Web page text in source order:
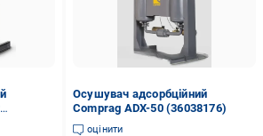
Осушувач адсорбційний
Comprag ADX-50 (36038176)
оцінити